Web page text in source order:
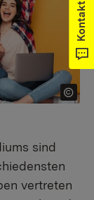
sind
vertreten
Kontakt